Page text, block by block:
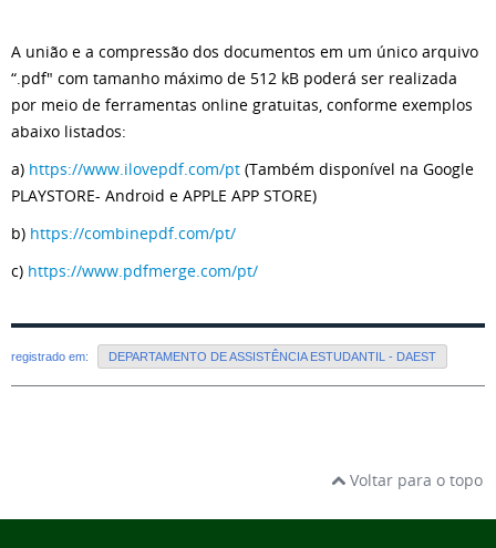
A união e a compressão dos documentos em um único arquivo
“.pdf" com tamanho máximo de 512 kB poderá ser realizada
por meio de ferramentas online gratuitas, conforme exemplos
abaixo listados:
a) https://www.ilovepdf.com/pt (Também disponível na Google
PLAYSTORE- Android e APPLE APP STORE)
b) https://combinepdf.com/pt/
c) https://www.pdfmerge.com/pt/
registrado em: DEPARTAMENTO DE ASSISTÊNCIA ESTUDANTIL - DAEST
Voltar para o topo